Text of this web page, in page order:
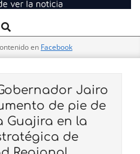
Search
en Facebook
Gobernador Jairo
de pie de
Guajira en la
de